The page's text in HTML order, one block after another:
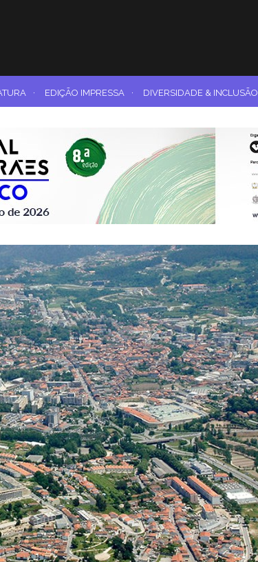
· EDIÇÃO IMPRESSA · DIVERSIDADE & INCLUSÃO